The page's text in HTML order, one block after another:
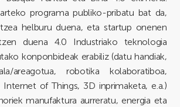
programa publiko-pribatu bat da,
helburu duena, eta startup onenen
duena 4.0 Industriako teknologia
konponbideak erabiliz (datu handiak,
areagotua, robotika kolaboratiboa,
Internet of Things, 3D inprimaketa, e.a.)
manufaktura aurreratu, energia eta